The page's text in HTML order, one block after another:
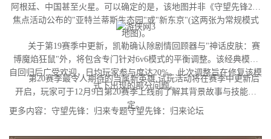
阿根廷、中国甚至火星。可以确定的是，该地图并非《守望先锋2》
焦点活动公布的"亚特兰蒂斯生态园"或"新东京"(这两张为常规模式
地图)。
关于第19赛季中更新，凯勒确认除剧情回顾器与"神话皮肤：赛
博魔焰狂鼠"外，将包含专门针对6v6模式的平衡调整。该经典模式
自回归后广受欢迎，日均玩家参与度达20%。此次调整旨在修复该模
式下出现的部分问题。
第20赛季最令人期待的当属新英雄,试玩活动将在赛季中更新后
开启，玩家可于12月9日第20赛季上线前了解其背景故事与技能设
定。
更多内容：守望先锋：归来专题守望先锋：归来论坛